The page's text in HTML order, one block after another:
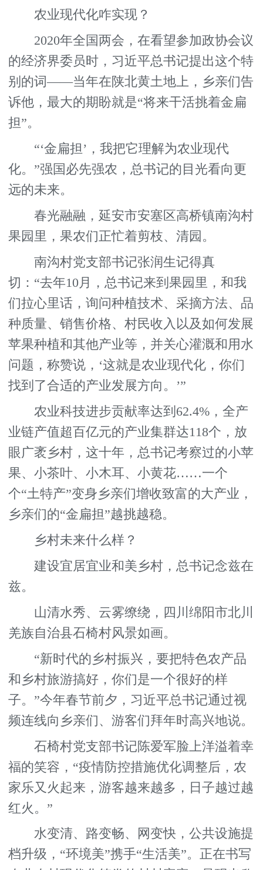
农业现代化咋实现？
2020年全国两会，在看望参加政协会议
的经济界委员时，习近平总书记提出这个特
别的词——当年在陕北黄土地上，乡亲们告
诉他，最大的期盼就是“将来干活挑着金扁
担”。
“‘金扁担’，我把它理解为农业现代
化。”强国必先强农，总书记的目光看向更
远的未来。
春光融融，延安市安塞区高桥镇南沟村
果园里，果农们正忙着剪枝、清园。
南沟村党支部书记张润生记得真
切：“去年10月，总书记来到果园里，和我
们拉心里话，询问种植技术、采摘方法、品
种质量、销售价格、村民收入以及如何发展
苹果种植和其他产业等，并关心灌溉和用水
问题，称赞说，‘这就是农业现代化，你们
找到了合适的产业发展方向。’”
农业科技进步贡献率达到62.4%，全产
业链产值超百亿元的产业集群达118个，放
眼广袤乡村，这十年，总书记考察过的小苹
果、小茶叶、小木耳、小黄花……一个
个“土特产”变身乡亲们增收致富的大产业，
乡亲们的“金扁担”越挑越稳。
乡村未来什么样？
建设宜居宜业和美乡村，总书记念兹在
兹。
山清水秀、云雾缭绕，四川绵阳市北川
羌族自治县石椅村风景如画。
“新时代的乡村振兴，要把特色农产品
和乡村旅游搞好，你们是一个很好的样
子。”今年春节前夕，习近平总书记通过视
频连线向乡亲们、游客们拜年时高兴地说。
石椅村党支部书记陈爱军脸上洋溢着幸
福的笑容，“疫情防控措施优化调整后，农
家乐又火起来，游客越来越多，日子越过越
红火。”
水变清、路变畅、网变快，公共设施提
档升级，“环境美”携手“生活美”。正在书写